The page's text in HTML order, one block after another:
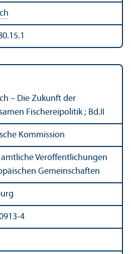
– Die Zukunft der
Fischereipolitik ; Bd.II
Kommission
Veröffentlichungen
Gemeinschaften
4